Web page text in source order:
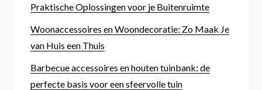
Praktische Oplossingen voor je Buitenruimte
Woonaccessoires en Woondecoratie: Zo Maak Je
van Huis een Thuis
Barbecue accessoires en houten tuinbank: de
perfecte basis voor een sfeervolle tuin